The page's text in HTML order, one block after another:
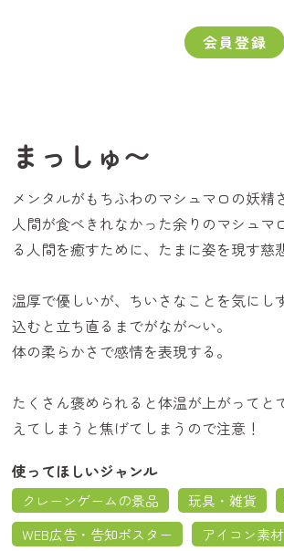
会員登録
まっしゅ〜
メンタルがもちふわのマシュマロの妖精
人間が食べきれなかった余りのマシュ
る人間を癒すために、たまに姿を現す慈
温厚で優しいが、ちいさなことを気にし
込むと立ち直るまでがなが〜い。
体の柔らかさで感情を表現する。
たくさん褒められると体温が上がって
えてしまうと焦げてしまうので注意！
使ってほしいジャンル
クレーンゲームの景品 玩具・雑貨
WEB広告・告知ポスター
アイコン素材